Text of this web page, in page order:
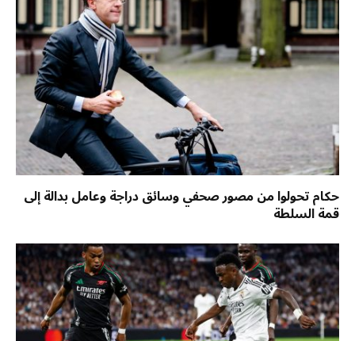
حكام تحولوا من مصور صحفي وسائق دراجة وعامل بدالة إلى
قمة السلطة